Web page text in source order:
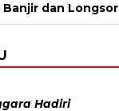
Banjir dan Longsor
Hadiri